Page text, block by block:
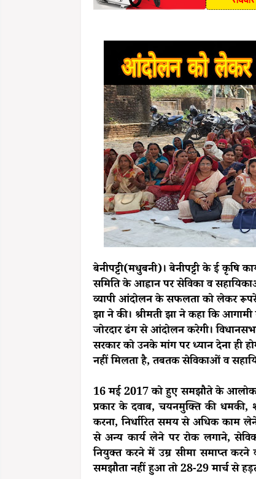
बेनीपट्टी(मधुबनी)। बेनीपट्टी के ई कृषि
समिति के आह्वान पर सेविका व
व्यापी आंदोलन के सफलता को लेकर
झा ने की। श्रीमती झा ने कहा कि
जोरदार ढंग से आंदोलन करेगी।
सरकार को उनके मांग पर ध्यान देना ही
नहीं मिलता है, तबतक सेविकाओं व
16 मई 2017 को हुए समझौते के आलोक
प्रकार के दवाब, चयनमुक्ति की
करना, निर्धारित समय से अधिक काम
से अन्य कार्य लेने पर रोक लगाने,
नियुक्त करने में उम्र सीमा समाप्त
समझौता नहीं हुआ तो 28-29 मार्च से